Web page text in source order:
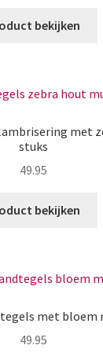
bekijken
met
stuks
49.95
bekijken
met
49.95